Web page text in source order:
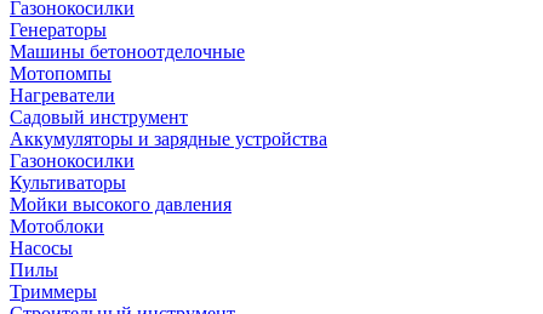
Газонокосилки
Генераторы
Машины бетоноотделочные
Мотопомпы
Нагреватели
Садовый инструмент
Аккумуляторы и зарядные устройства
Газонокосилки
Культиваторы
Мойки высокого давления
Мотоблоки
Насосы
Пилы
Триммеры